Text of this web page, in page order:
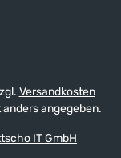
IT GmbH
Versandkosten
angegeben.